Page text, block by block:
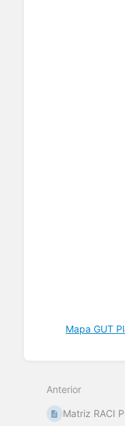
Mapa GUT
de
seleção
de
Anterior
Matriz RACI